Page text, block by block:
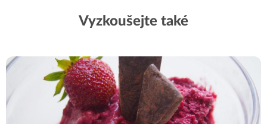
Vyzkoušejte také